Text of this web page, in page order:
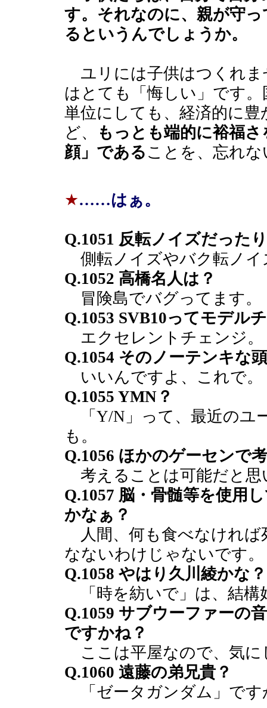
す。それなのに、親が守
るというんでしょうか。
ユリには子供はつくれま
はとても「悔しい」です
単位にしても、経済的に
ど、
もっとも端的に裕福
顔」である ことを、忘れ
★……はぁ。
Q.1051 反転ノイズだった
側転ノイズやバク転ノイ
Q.1052 高橋名人は？
冒険島でバグってます。
Q.1053 SVB10ってモデル
エクセレントチェンジ。
Q.1054 そのノーテンキな
いいんですよ、これで。
Q.1055 YMN？
「Y/N」って、最近のユ
も。
Q.1056 ほかのゲーセンで
考えることは可能だと思
Q.1057 脳・骨髄等を使用
かなぁ？
人間、何も食べなければ
なないわけじゃないです。
Q.1058 やはり久川綾かな？
「時を紡いで」は、結構
Q.1059 サブウーファーの
ですかね？
ここは平屋なので、気に
Q.1060 遠藤の弟兄貴？
「ゼータガンダム」です